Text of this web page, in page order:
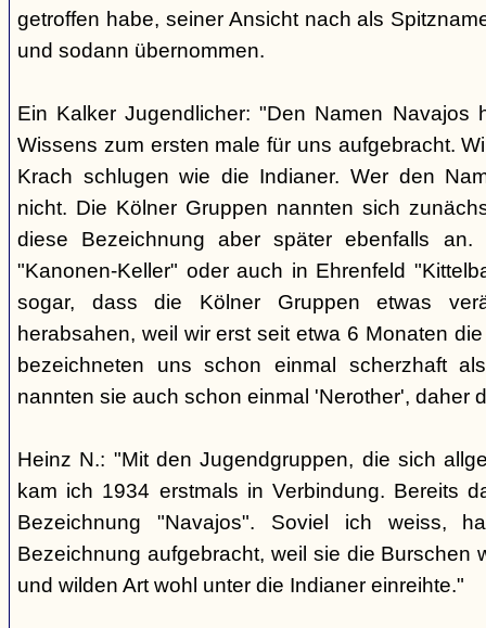
getroffen habe, seiner Ansicht nach als
und sodann übernommen.
Ein Kalker Jugendlicher: "Den Namen Navajos
Wissens zum ersten male für uns aufgebracht.
Krach schlugen wie die Indianer. Wer den
nicht. Die Kölner Gruppen nannten sich
diese Bezeichnung aber später ebenfalls
"Kanonen-Keller" oder auch in Ehrenfeld
sogar, dass die Kölner Gruppen etwas
herabsahen, weil wir erst seit etwa 6 Monaten
bezeichneten uns schon einmal scherzhaft
nannten sie auch schon einmal 'Nerother', daher
Heinz N.: "Mit den Jugendgruppen, die sich
kam ich 1934 erstmals in Verbindung. Bereits
Bezeichnung "Navajos". Soviel ich weiss,
Bezeichnung aufgebracht, weil sie die Burschen
und wilden Art wohl unter die Indianer einreihte."